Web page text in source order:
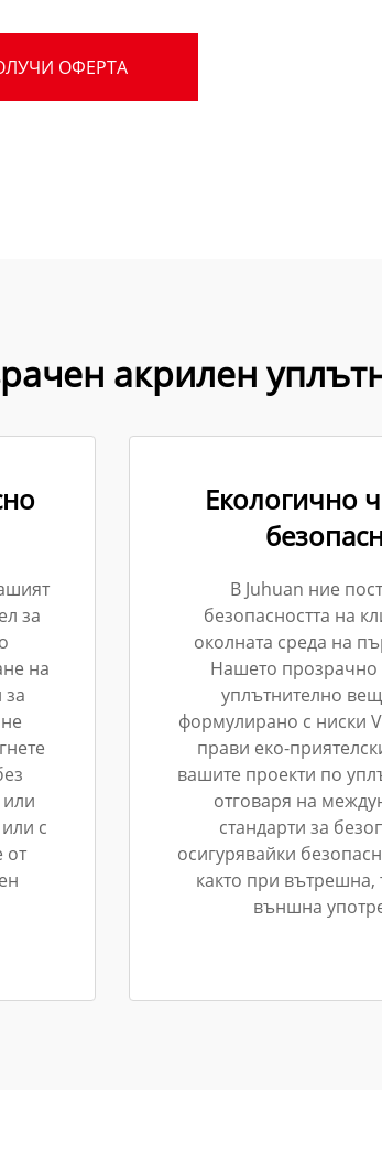
ОФЕРТА
акрилен
за
на
за
с
от
Екологично
В Juhuan ние
безопасността на
околната среда на
Нашето прозрачно
уплътнително
формулирано с ниски
прави еко-
вашите проекти по
отговаря на
стандарти за
осигурявайки
както при вътрешна,
външна